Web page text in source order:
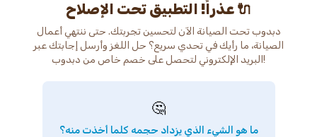
عذراً! التطبيق تحت الإصلاح 🔌
دبدوب تحت الصيانة الآن لتحسين تجربتك. حتى ننتهي أعمال
الصيانة، ما رأيك في تحدي سريع؟ حل اللغز وأرسل إجابتك عبر
البريد الإلكتروني لتحصل على خصم خاص من دبدوب!
🤔
ما هو الشيء الذي يزداد حجمه كلما أخذت منه؟